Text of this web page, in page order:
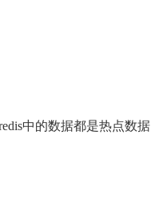
中的数据都是热点数据